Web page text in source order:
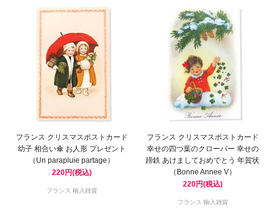
フランス クリスマスポストカード
幼子 相合い傘 お人形 プレゼント
（Un parapluie partage）
220円(税込)
フランス 輸入雑貨
フランス クリスマスポストカード
幸せの四つ葉のクローバー 幸せの
蹄鉄 あけましておめでとう 年賀状
（Bonne Annee V）
220円(税込)
フランス 輸入雑貨